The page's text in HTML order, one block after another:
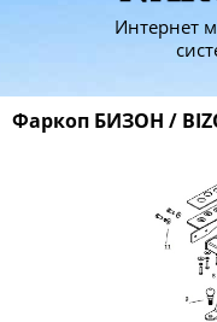
Интернет
Фаркоп БИЗОН /